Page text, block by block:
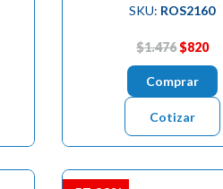
SKU: ROS2160
$1.476$820
Comprar
Cotizar